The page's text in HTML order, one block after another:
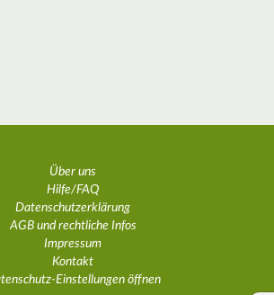
Über uns
Hilfe/FAQ
Datenschutzerklärung
AGB und rechtliche Infos
Impressum
Kontakt
Einstellungen öffnen